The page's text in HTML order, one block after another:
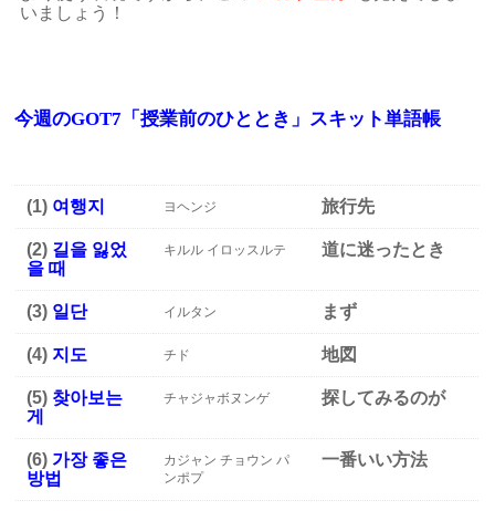
いましょう！
今週のGOT7「授業前のひととき」スキット単語帳
(1) 여행지 ヨヘンジ 旅行先
(2) 길을 잃었
을 때
キルル イロッスルテ 道に迷ったとき
(3) 일단 イルタン まず
(4) 지도 チド 地図
(5) 찾아보는
게
チャジャボヌンゲ 探してみるのが
(6) 가장 좋은
방법
カジャン チョウン パ
ンポプ
一番いい方法